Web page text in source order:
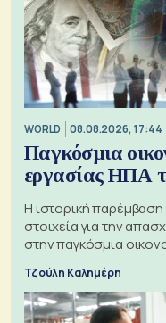
WORLD 08.08.2026, 17:44
Παγκόσμια
εργασίας ΗΠΑ
Η ιστορική παρέμβαση
στοιχεία για την
στην παγκόσμια
Τζούλη Καλημέρη